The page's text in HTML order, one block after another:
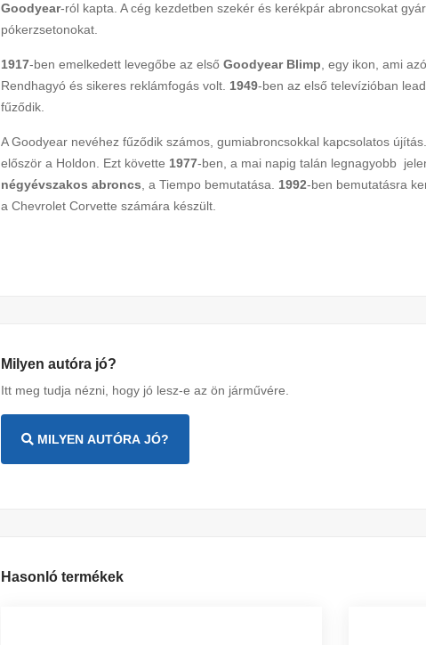
Goodyear-ról kapta. A cég kezdetben szekér és kerékpár abroncsokat
pókerzsetonokat.
1917-ben emelkedett levegőbe az elsőGoodyear Blimp , egy ikon, ami
Rendhagyó és sikeres reklámfogás volt. 1949-ben az első televízióban
fűződik.
A Goodyear nevéhez fűződik számos, gumiabroncsokkal kapcsolatos újítás.
először a Holdon. Ezt követte 1977-ben, a mai napig talán legnagyobb
négyévszakos abroncs , a Tiempo bemutatása. 1992-ben bemutatásra
a Chevrolet Corvette számára készült.
Milyen autóra jó?
Itt meg tudja nézni, hogy jó lesz-e az ön járművére.
MILYEN AUTÓRA JÓ?
Hasonló termékek